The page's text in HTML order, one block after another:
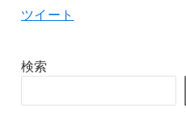
ツイート
検索